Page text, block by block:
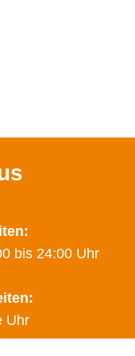
bis 24:00 Uhr
Uhr